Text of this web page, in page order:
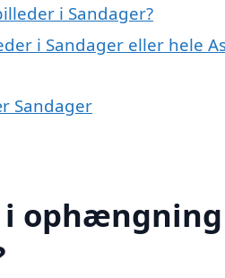
i Sandager?
i Sandager eller hele
Sandager
i